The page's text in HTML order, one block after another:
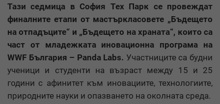
Тази седмица в София Тех Парк се провеждат
финалните етапи от мастъркласовете „Бъдещето
на отпадъците“ и „Бъдещето на храната“, които са
част от младежката иновационна програма на
WWF България – Panda Labs. Участниците са будни
ученици и студенти на възраст между 15 и 25
години с афинитет към иновациите, технологиите,
природните науки и опазването на околната среда.